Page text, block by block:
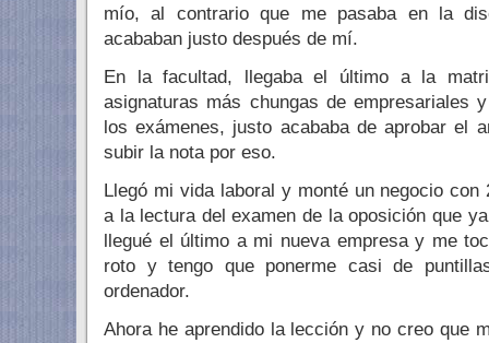
mío, al contrario que me pasaba en la
acababan justo después de mí.
En la facultad, llegaba el último a la
asignaturas más chungas de empresariales
los exámenes, justo acababa de aprobar el
subir la nota por eso.
Llegó mi vida laboral y monté un negocio con
a la lectura del examen de la oposición que
llegué el último a mi nueva empresa y me
roto y tengo que ponerme casi de
ordenador.
Ahora he aprendido la lección y no creo que